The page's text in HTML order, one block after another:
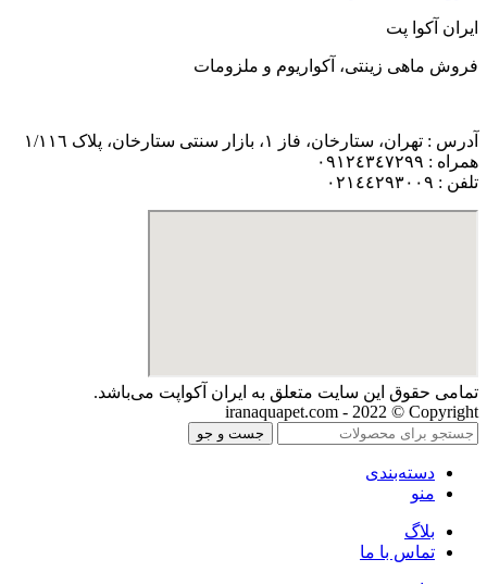
ایران آکوا پت
فروش ماهی زینتی، آکواریوم و ملزومات
آدرس : تهران، ستارخان، فاز ١، بازار سنتی ستارخان، پلاک ١/١١٦
همراه : ٠٩١٢٤٣٤٧٢٩٩
تلفن : ٠٢١٤٤٢٩٣٠٠٩
تمامی حقوق اين سايت متعلق به ایران آکواپت می‌باشد.
iranaquapet.com - 2022 © Copyright
جست و جو
دسته‌بندی
منو
بلاگ
تماس با ما